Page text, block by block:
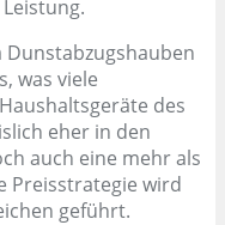
was viele
des
eher in den
auch eine mehr als
Preisstrategie wird
geführt.